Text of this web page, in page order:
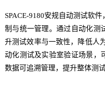
SPACE-9180安规自动测试软
制与统一管理。通过自动化测
升测试效率与一致性，降低人
动化测试及实验室验证场景，
数据可追溯管理，提升整体测